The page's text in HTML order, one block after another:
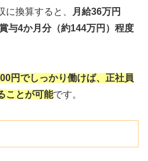
換算すると、
月給36万円
与4か月分（約144万円）程度
円でしっかり働けば、正社員
ことが可能です。